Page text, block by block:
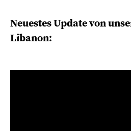
Neuestes Update von
Libanon: